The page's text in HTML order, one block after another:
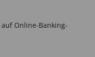
Online-Banking-